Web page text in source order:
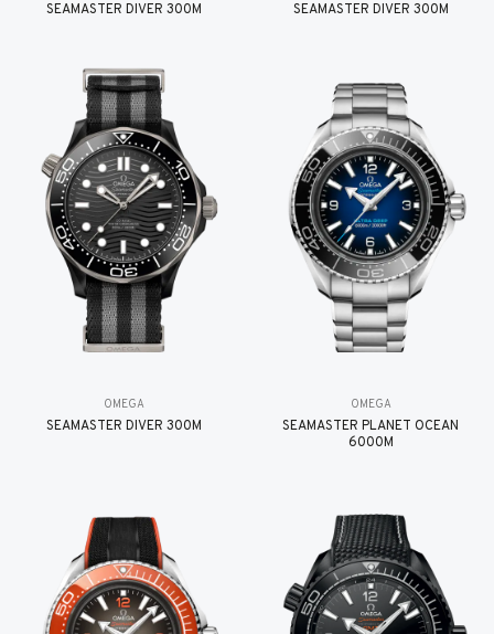
SEAMASTER DIVER 300M SEAMASTER DIVER 300M
OMEGA
SEAMASTER DIVER 300M
OMEGA
SEAMASTER PLANET OCEAN
6000M